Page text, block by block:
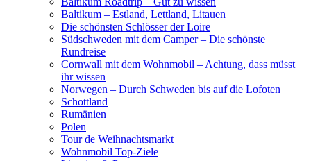
Baltikum – Estland, Lettland, Litauen
Die schönsten Schlösser der Loire
Südschweden mit dem Camper – Die schönste
Rundreise
Cornwall mit dem Wohnmobil – Achtung, dass müsst
ihr wissen
Norwegen – Durch Schweden bis auf die Lofoten
Schottland
Rumänien
Polen
Tour de Weihnachtsmarkt
Wohnmobil Top-Ziele